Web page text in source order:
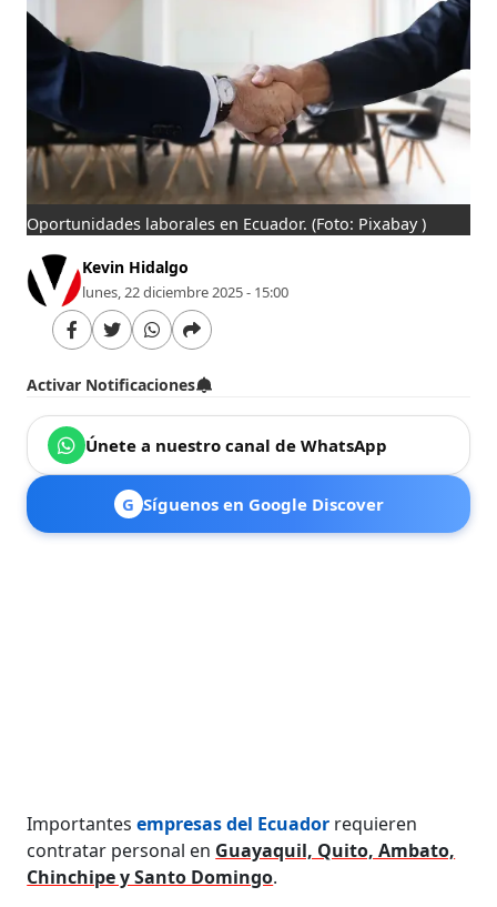
Oportunidades laborales en Ecuador.(Foto: Pixabay )
Kevin Hidalgo
lunes, 22 diciembre 2025 - 15:00
Activar Notificaciones
Únete a nuestro canal de WhatsApp
G Síguenos en Google Discover
Importantesempresas del Ecuador requieren
contratar personal en Guayaquil, Quito, Ambato,
Chinchipe y Santo Domingo.